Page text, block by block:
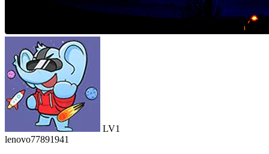
LV1
lenovo77891941